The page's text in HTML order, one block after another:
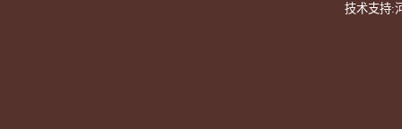
技术支持: